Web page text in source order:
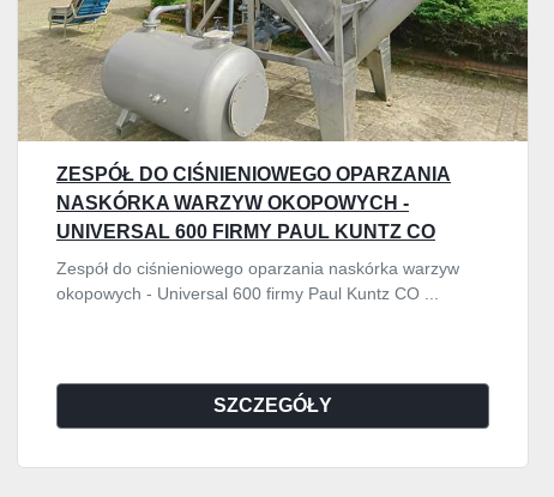
ZESPÓŁ DO CIŚNIENIOWEGO OPARZANIA
NASKÓRKA WARZYW OKOPOWYCH -
UNIVERSAL 600 FIRMY PAUL KUNTZ CO
GMBH
Zespół do ciśnieniowego oparzania naskórka warzyw
okopowych - Universal 600 firmy Paul Kuntz CO ...
SZCZEGÓŁY